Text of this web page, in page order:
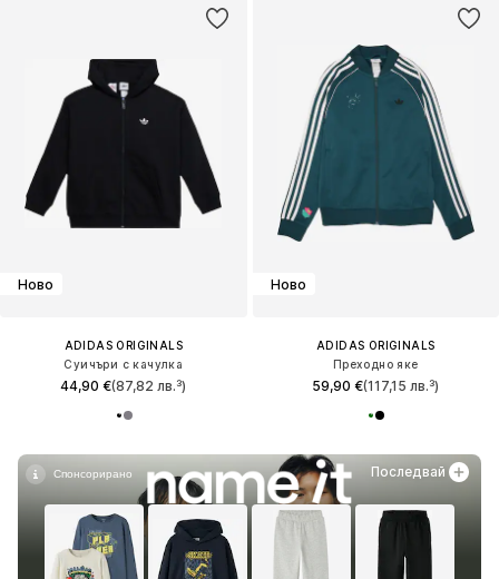
Ново
ADIDAS ORIGINALS
Суичъри с качулка
44,90 €(87,82 лв.³)
Последвай
Ново
ADIDAS ORIGINALS
Преходно яке
59,90 €(117,15 лв.³)